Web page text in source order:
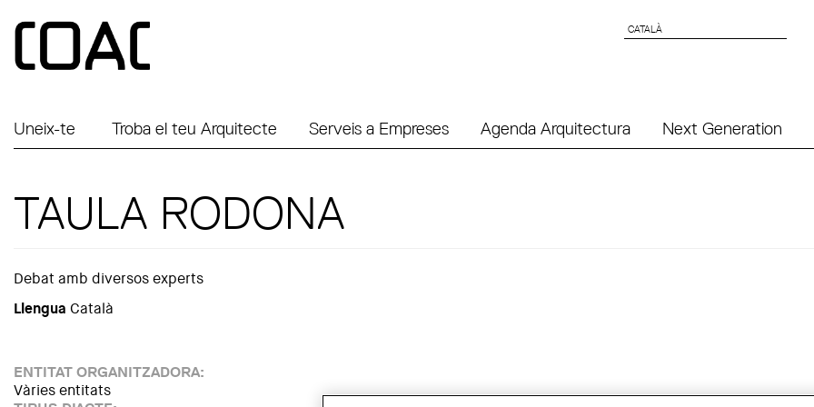
CATALÀ
CATALÀ
Uneix-te Troba el teu Arquitecte Serveis a Empreses Agenda Arquitectura Next Generation
TAULA RODONA
Debat amb diversos experts
Llengua Català
ENTITAT ORGANITZADORA:
Vàries entitats